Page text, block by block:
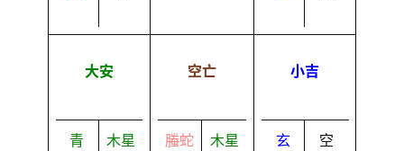
大安
青
木星
空亡
螣蛇 木星
小吉
玄
空